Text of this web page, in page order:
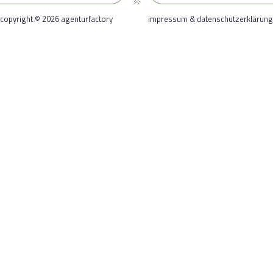
copyright © 2026 agenturfactory impressum & datenschutzerklärung